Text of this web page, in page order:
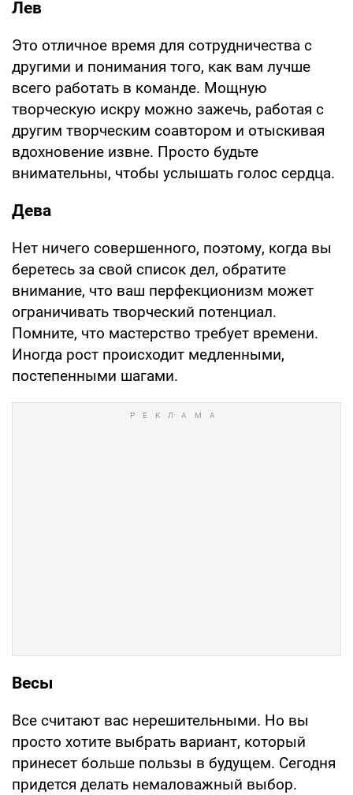
Лев
Это отличное время для сотрудничества с
другими и понимания того, как вам лучше
всего работать в команде. Мощную
творческую искру можно зажечь, работая с
другим творческим соавтором и отыскивая
вдохновение извне. Просто будьте
внимательны, чтобы услышать голос сердца.
Дева
Нет ничего совершенного, поэтому, когда вы
беретесь за свой список дел, обратите
внимание, что ваш перфекционизм может
ограничивать творческий потенциал.
Помните, что мастерство требует времени.
Иногда рост происходит медленными,
постепенными шагами.
Весы
Все считают вас нерешительными. Но вы
просто хотите выбрать вариант, который
принесет больше пользы в будущем. Сегодня
придется делать немаловажный выбор.